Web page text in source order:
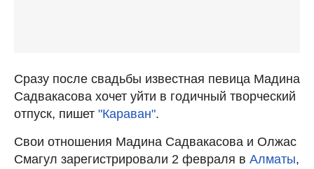
Сразу после свадьбы известная певица Мадина
Садвакасова хочет уйти в годичный творческий
отпуск, пишет "Караван".
Свои отношения Мадина Садвакасова и Олжас
Смагул зарегистрировали 2 февраля в Алматы,